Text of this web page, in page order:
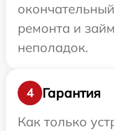
ремонта и
неполадок.
4
Гарантия
Как только